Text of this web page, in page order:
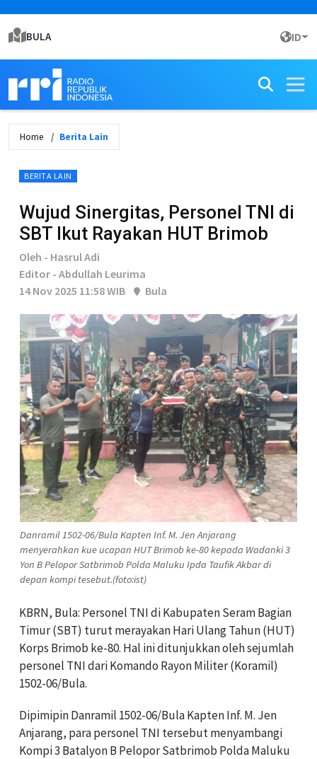
BULA ID
Home Berita Lain
BERITA LAIN
Wujud Sinergitas, Personel TNI di
SBT Ikut Rayakan HUT Brimob
Oleh - Hasrul Adi
Editor - Abdullah Leurima
14 Nov 2025 11:58 WIB
Bula
Danramil 1502-06/Bula Kapten Inf. M. Jen Anjarang
menyerahkan kue ucapan HUT Brimob ke-80 kepada Wadanki 3
Yon B Pelopor Satbrimob Polda Maluku Ipda Taufik Akbar di
depan kompi tesebut.(foto:ist)
KBRN, Bula: Personel TNI di Kabupaten Seram Bagian
Timur (SBT) turut merayakan Hari Ulang Tahun (HUT)
Korps Brimob ke-80. Hal ini ditunjukkan oleh sejumlah
personel TNI dari Komando Rayon Militer (Koramil)
1502-06/Bula.
Dipimipin Danramil 1502-06/Bula Kapten Inf. M. Jen
Anjarang, para personel TNI tersebut menyambangi
Kompi 3 Batalyon B Pelopor Satbrimob Polda Maluku